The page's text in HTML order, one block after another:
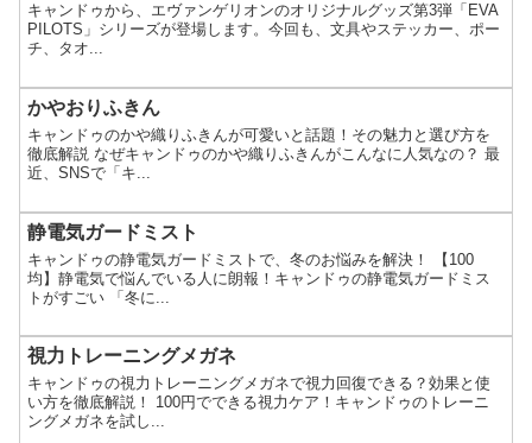
キャンドゥから、エヴァンゲリオンのオリジナルグッズ第3弾「EVA
PILOTS」シリーズが登場します。今回も、文具やステッカー、ポー
チ、タオ...
かやおりふきん
キャンドゥのかや織りふきんが可愛いと話題！その魅力と選び方を
徹底解説 なぜキャンドゥのかや織りふきんがこんなに人気なの？ 最
近、SNSで「キ...
静電気ガードミスト
キャンドゥの静電気ガードミストで、冬のお悩みを解決！ 【100
均】静電気で悩んでいる人に朗報！キャンドゥの静電気ガードミス
トがすごい 「冬に...
視力トレーニングメガネ
キャンドゥの視力トレーニングメガネで視力回復できる？効果と使
い方を徹底解説！ 100円でできる視力ケア！キャンドゥのトレーニ
ングメガネを試し...